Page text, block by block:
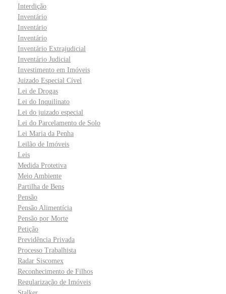
Interdição
Inventário
Inventário
Inventário
Inventário Extrajudicial
Inventário Judicial
Investimento em Imóveis
Juizado Especial Cível
Lei de Drogas
Lei do Inquilinato
Lei do juizado especial
Lei do Parcelamento de Solo
Lei Maria da Penha
Leilão de Imóveis
Leis
Medida Protetiva
Meio Ambiente
Partilha de Bens
Pensão
Pensão Alimentícia
Pensão por Morte
Petição
Previdência Privada
Processo Trabalhista
Radar Siscomex
Reconhecimento de Filhos
Regularização de Imóveis